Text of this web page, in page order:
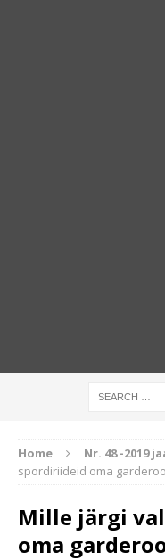
Home Nr. 48 -2019
spordiriideid oma
Mille järgi
oma